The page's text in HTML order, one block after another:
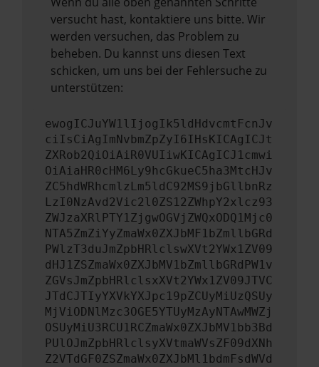
versucht hast, kontaktiere uns bitte. Wir
werden versuchen, das Problem zu
beheben. Du kannst uns diesen Text
schicken, um uns bei der Fehlersuche zu
unterstützen:
ewogICJuYW1lIjogIk5ldHdvcmtFcnJv
ciIsCiAgImNvbmZpZyI6IHsKICAgICJt
ZXRob2QiOiAiR0VUIiwKICAgICJ1cmwi
OiAiaHR0cHM6Ly9hcGkueC5ha3MtcHJv
ZC5hdWRhcmlzLm5ldC92MS9jbGllbnRz
LzI0NzAvd2Vic2l0ZS12ZWhpY2xlcz93
ZWJzaXRlPTY1ZjgwOGVjZWQxODQ1Mjc0
NTA5ZmZiYyZmaWx0ZXJbMF1bZmllbGRd
PWlzT3duJmZpbHRlclswXVt2YWx1ZV09
dHJ1ZSZmaWx0ZXJbMV1bZmllbGRdPW1v
ZGVsJmZpbHRlclsxXVt2YWx1ZV09JTVC
JTdCJTIyYXVkYXJpc19pZCUyMiUzQSUy
MjViODNlMzc3OGE5YTUyMzAyNTAwMWZj
OSUyMiU3RCU1RCZmaWx0ZXJbMV1bb3Bd
PUlOJmZpbHRlclsyXVtmaWVsZF09dXNh
Z2VTdGF0ZSZmaWx0ZXJbMl1bdmFsdWVd